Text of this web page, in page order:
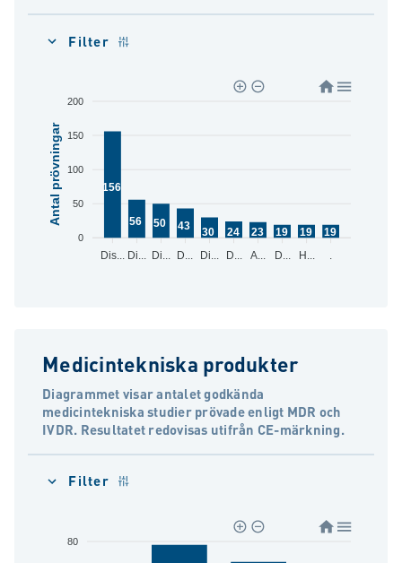
Filter
200
150
100
50
0
Antal prövningar 156
56 50 43
30 24 23 19 19
19
Dis... Di... Di... D... Di... D... A... D... H... .
Medicintekniska produkter
Diagrammet visar antalet godkända
medicintekniska studier prövade enligt MDR och
IVDR. Resultatet redovisas utifrån CE-märkning.
Filter
80